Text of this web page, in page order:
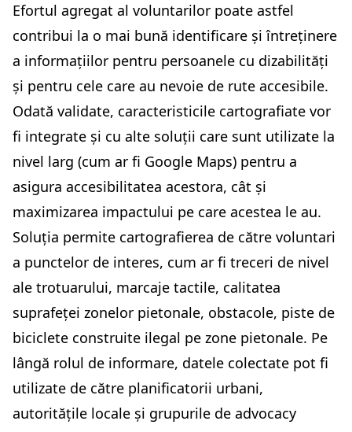
Efortul agregat al voluntarilor poate astfel
contribui la o mai bună identificare și întreținere
a informațiilor pentru persoanele cu dizabilități
și pentru cele care au nevoie de rute accesibile.
Odată validate, caracteristicile cartografiate vor
fi integrate și cu alte soluții care sunt utilizate la
nivel larg (cum ar fi Google Maps) pentru a
asigura accesibilitatea acestora, cât și
maximizarea impactului pe care acestea le au.
Soluția permite cartografierea de către voluntari
a punctelor de interes, cum ar fi treceri de nivel
ale trotuarului, marcaje tactile, calitatea
suprafeței zonelor pietonale, obstacole, piste de
biciclete construite ilegal pe zone pietonale. Pe
lângă rolul de informare, datele colectate pot fi
utilizate de către planificatorii urbani,
autoritățile locale și grupurile de advocacy